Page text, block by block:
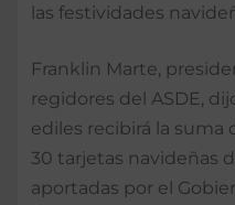
las festividades
Franklin Marte,
regidores del ASDE,
ediles recibirá la suma
30 tarjetas navideñas
aportadas por el